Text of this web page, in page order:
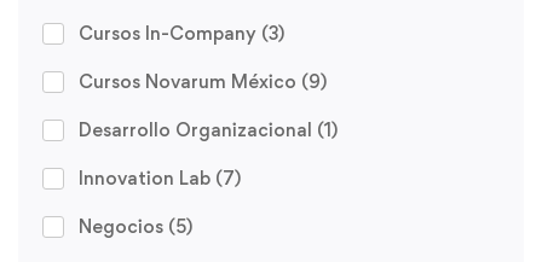
Cursos In-Company (3)
Cursos Novarum México (9)
Desarrollo Organizacional (1)
Innovation Lab (7)
Negocios (5)